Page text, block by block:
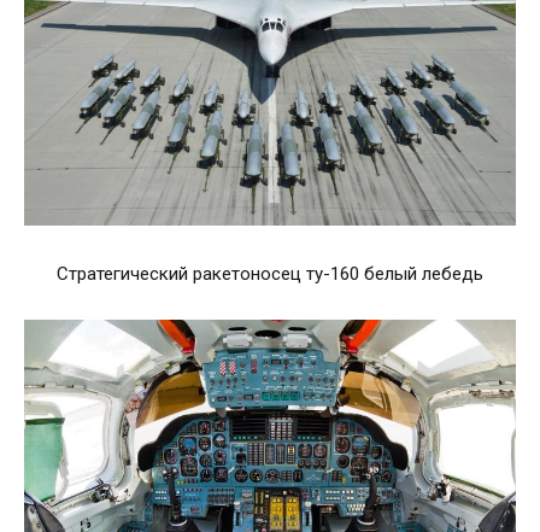
Стратегический ракетоносец ту-160 белый лебедь